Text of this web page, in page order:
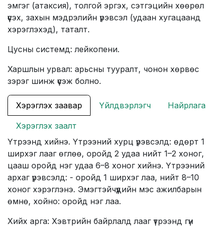
эмгэг (атаксия), толгой эргэх, сэтгэцийн хөөрөл
үүсэх, захын мэдрэлийн үрэвсэл (удаан хугацаанд
хэрэглэхэд), таталт.
Цусны системд: лейкопени.
Харшлын урвал: арьсны тууралт, чонон хөрвөс
зэрэг шинж үүсэж болно.
Хэрэглэх заавар Үйлдвэрлэгч Найрлага
Хэрэглэх заалт
Үтрээнд хийнэ. Үтрээний хурц үрэвсэлд: өдөрт 1
ширхэг лааг өглөө, оройд 2 удаа нийт 1–2 хоног,
цааш оройд нэг удаа 6–8 хоног хийнэ. Үтрээний
архаг үрэвсэлд: - оройд 1 ширхэг лаа, нийт 8–10
хоног хэрэглэнэ. Эмэгтэйчүүдийн мэс ажилбарын
өмнө, хойно: оройд нэг лаа.
Хийх арга: Хэвтрийн байрлалд лааг үтрээнд гүн